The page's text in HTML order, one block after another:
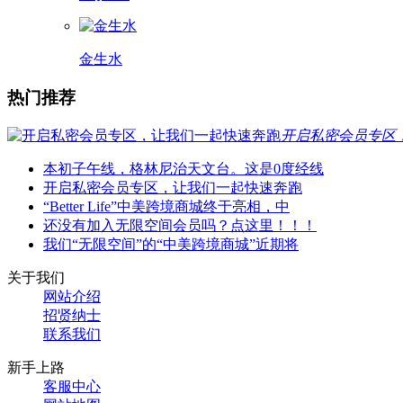
金生水
热门推荐
开启私密会员专区
本初子午线，格林尼治天文台。这是0度经线
开启私密会员专区，让我们一起快速奔跑
“Better Life”中美跨境商城终于亮相，中
还没有加入无限空间会员吗？点这里！！！
我们“无限空间”的“中美跨境商城”近期将
关于我们
网站介绍
招贤纳士
联系我们
新手上路
客服中心